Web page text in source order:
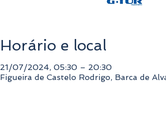
Horário e local
21/07/2024, 05:30 – 20:30
Figueira de Castelo Rodrigo, Barca de